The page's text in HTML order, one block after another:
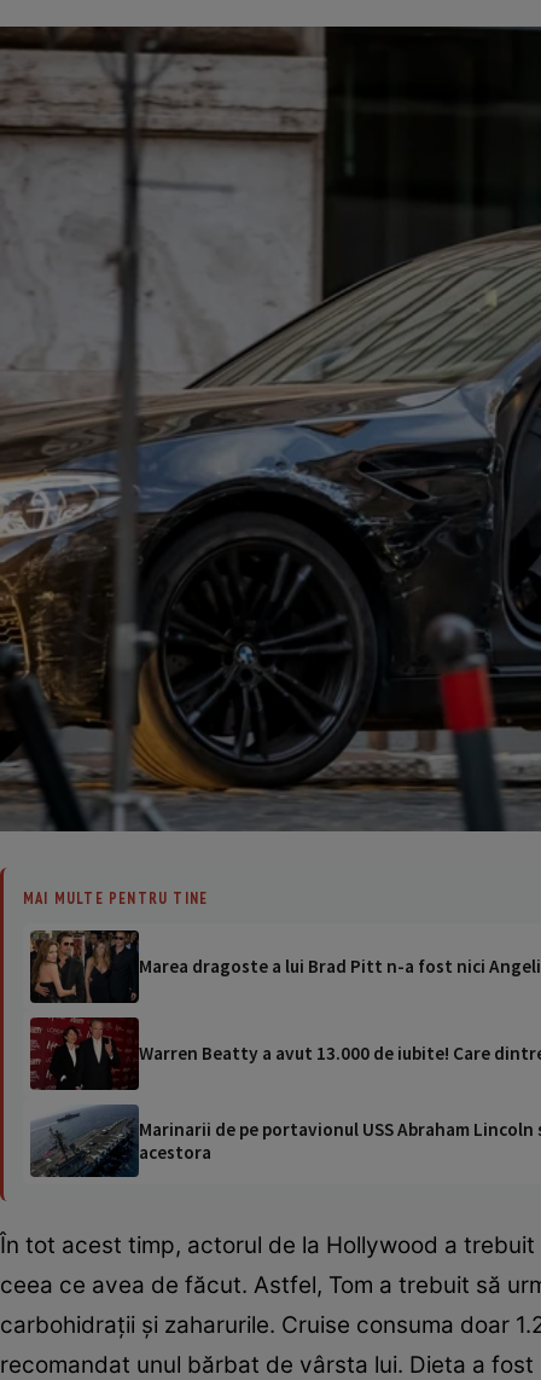
MAI MULTE PENTRU TINE
Marea dragoste a lui Brad Pitt n-a fost nici
Warren Beatty a avut 13.000 de iubite! Care
Marinarii de pe portavionul USS Abraham
acestora
În tot acest timp, actorul de la Hollywood a
ceea ce avea de făcut. Astfel, Tom a trebuit să
carbohidrații și zaharurile. Cruise consuma doar
recomandat unul bărbat de vârsta lui. Dieta a